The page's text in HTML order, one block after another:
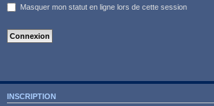
Masquer mon statut en ligne lors de cette session
INSCRIPTION